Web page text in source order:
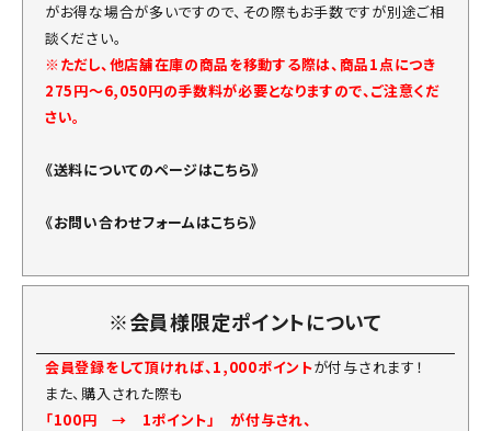
がお得な場合が多いですので、その際もお手数ですが別途ご相
談ください。
※ただし、他店舗在庫の商品を移動する際は、商品1点につき
275円～6,050円の手数料が必要となりますので、ご注意くだ
さい。
《送料についてのページはこちら》
《お問い合わせフォームはこちら》
※会員様限定ポイントについて
会員登録をして頂ければ、1,000ポイントが付与されます！
また、購入された際も
「100円 → 1ポイント」 が付与され、